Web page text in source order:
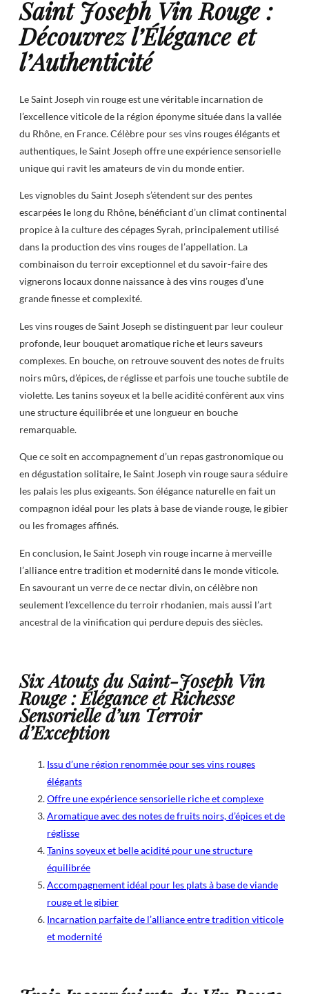
Saint Joseph Vin Rouge :
Découvrez l’Élégance et
l’Authenticité
Le Saint Joseph vin rouge est une véritable incarnation de
l’excellence viticole de la région éponyme située dans la vallée
du Rhône, en France. Célèbre pour ses vins rouges élégants et
authentiques, le Saint Joseph offre une expérience sensorielle
unique qui ravit les amateurs de vin du monde entier.
Les vignobles du Saint Joseph s’étendent sur des pentes
escarpées le long du Rhône, bénéficiant d’un climat continental
propice à la culture des cépages Syrah, principalement utilisé
dans la production des vins rouges de l’appellation. La
combinaison du terroir exceptionnel et du savoir-faire des
vignerons locaux donne naissance à des vins rouges d’une
grande finesse et complexité.
Les vins rouges de Saint Joseph se distinguent par leur couleur
profonde, leur bouquet aromatique riche et leurs saveurs
complexes. En bouche, on retrouve souvent des notes de fruits
noirs mûrs, d’épices, de réglisse et parfois une touche subtile de
violette. Les tanins soyeux et la belle acidité confèrent aux vins
une structure équilibrée et une longueur en bouche
remarquable.
Que ce soit en accompagnement d’un repas gastronomique ou
en dégustation solitaire, le Saint Joseph vin rouge saura séduire
les palais les plus exigeants. Son élégance naturelle en fait un
compagnon idéal pour les plats à base de viande rouge, le gibier
ou les fromages affinés.
En conclusion, le Saint Joseph vin rouge incarne à merveille
l’alliance entre tradition et modernité dans le monde viticole.
En savourant un verre de ce nectar divin, on célèbre non
seulement l’excellence du terroir rhodanien, mais aussi l’art
ancestral de la vinification qui perdure depuis des siècles.
Six Atouts du Saint-Joseph Vin
Rouge : Élégance et Richesse
Sensorielle d’un Terroir
d’Exception
Issu d’une région renommée pour ses vins rouges
élégants
Offre une expérience sensorielle riche et complexe
Aromatique avec des notes de fruits noirs, d’épices et de
réglisse
Tanins soyeux et belle acidité pour une structure
équilibrée
Accompagnement idéal pour les plats à base de viande
rouge et le gibier
Incarnation parfaite de l’alliance entre tradition viticole
et modernité